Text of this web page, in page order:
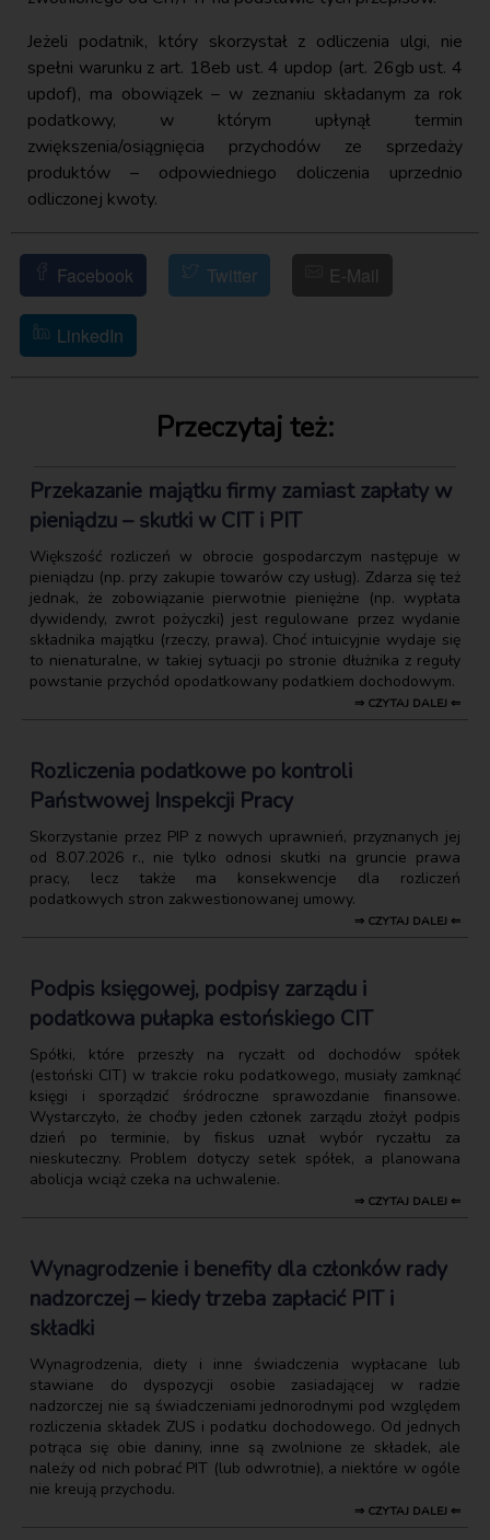
Jeżeli podatnik, który skorzystał z odliczenia ulgi, nie
spełni warunku z art. 18eb ust. 4 updop (art. 26gb ust. 4
updof), ma obowiązek – w zeznaniu składanym za rok
podatkowy, w którym upłynął termin
zwiększenia/osiągnięcia przychodów ze sprzedaży
produktów – odpowiedniego doliczenia uprzednio
odliczonej kwoty.
Facebook Twitter E-Mail
LinkedIn
Przeczytaj też:
Przekazanie majątku firmy zamiast zapłaty w
pieniądzu – skutki w CIT i PIT
Większość rozliczeń w obrocie gospodarczym następuje w
pieniądzu (np. przy zakupie towarów czy usług). Zdarza się też
jednak, że zobowiązanie pierwotnie pieniężne (np. wypłata
dywidendy, zwrot pożyczki) jest regulowane przez wydanie
składnika majątku (rzeczy, prawa). Choć intuicyjnie wydaje się
to nienaturalne, w takiej sytuacji po stronie dłużnika z reguły
powstanie przychód opodatkowany podatkiem dochodowym.
⇒ CZYTAJ DALEJ ⇐
Rozliczenia podatkowe po kontroli
Państwowej Inspekcji Pracy
Skorzystanie przez PIP z nowych uprawnień, przyznanych jej
od 8.07.2026 r., nie tylko odnosi skutki na gruncie prawa
pracy, lecz także ma konsekwencje dla rozliczeń
podatkowych stron zakwestionowanej umowy.
⇒ CZYTAJ DALEJ ⇐
Podpis księgowej, podpisy zarządu i
podatkowa pułapka estońskiego CIT
Spółki, które przeszły na ryczałt od dochodów spółek
(estoński CIT) w trakcie roku podatkowego, musiały zamknąć
księgi i sporządzić śródroczne sprawozdanie finansowe.
Wystarczyło, że choćby jeden członek zarządu złożył podpis
dzień po terminie, by fiskus uznał wybór ryczałtu za
nieskuteczny. Problem dotyczy setek spółek, a planowana
abolicja wciąż czeka na uchwalenie.
⇒ CZYTAJ DALEJ ⇐
Wynagrodzenie i benefity dla członków rady
nadzorczej – kiedy trzeba zapłacić PIT i
składki
Wynagrodzenia, diety i inne świadczenia wypłacane lub
stawiane do dyspozycji osobie zasiadającej w radzie
nadzorczej nie są świadczeniami jednorodnymi pod względem
rozliczenia składek ZUS i podatku dochodowego. Od jednych
potrąca się obie daniny, inne są zwolnione ze składek, ale
należy od nich pobrać PIT (lub odwrotnie), a niektóre w ogóle
nie kreują przychodu.
⇒ CZYTAJ DALEJ ⇐